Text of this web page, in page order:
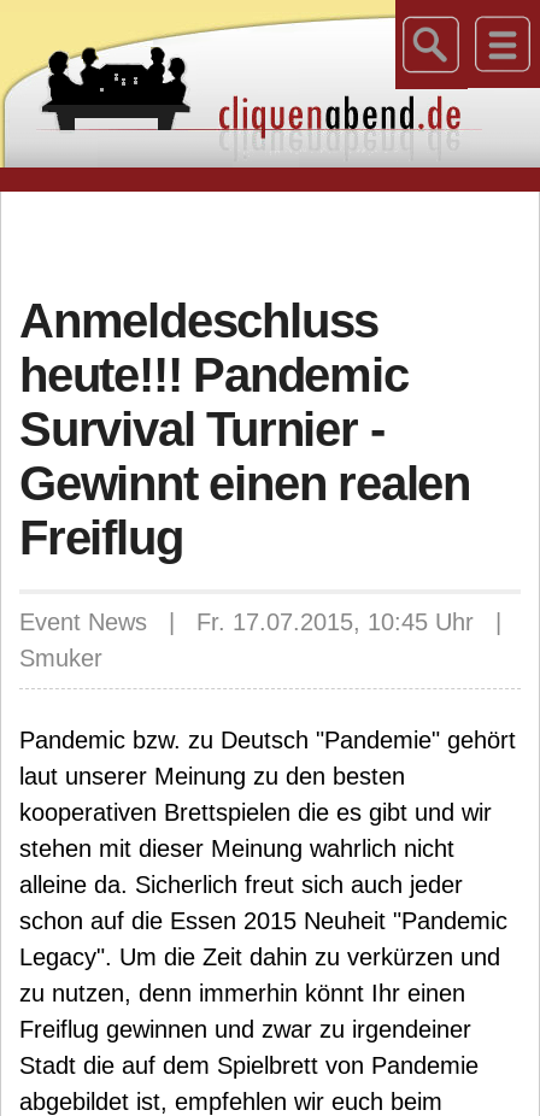
Anmeldeschluss
heute!!! Pandemic
Survival Turnier -
Gewinnt einen realen
Freiflug
Event News | Fr. 17.07.2015, 10:45 Uhr |
Smuker
Pandemic bzw. zu Deutsch "Pandemie" gehört
laut unserer Meinung zu den besten
kooperativen Brettspielen die es gibt und wir
stehen mit dieser Meinung wahrlich nicht
alleine da. Sicherlich freut sich auch jeder
schon auf die Essen 2015 Neuheit "Pandemic
Legacy". Um die Zeit dahin zu verkürzen und
zu nutzen, denn immerhin könnt Ihr einen
Freiflug gewinnen und zwar zu irgendeiner
Stadt die auf dem Spielbrett von Pandemie
abgebildet ist, empfehlen wir euch beim